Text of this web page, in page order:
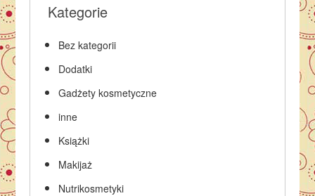
Kategorie
Bez kategorii
Dodatki
Gadżety kosmetyczne
inne
Książki
Makijaż
Nutrikosmetyki